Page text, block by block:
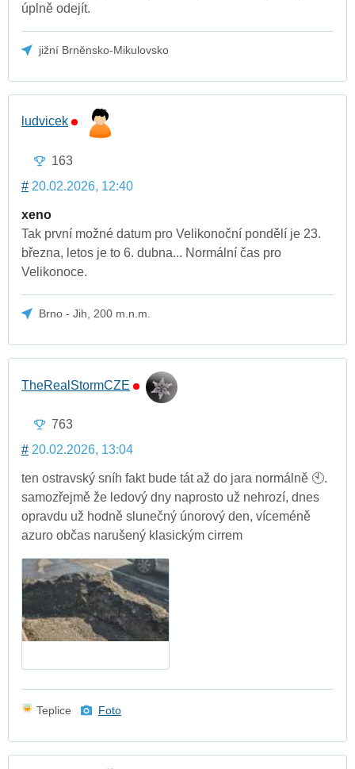
úplně odejít.
jižní Brněnsko-Mikulovsko
ludvicek
163
# 20.02.2026, 12:40
xeno
Tak první možné datum pro Velikonoční pondělí je 23.
března, letos je to 6. dubna... Normální čas pro
Velikonoce.
Brno - Jih, 200 m.n.m.
TheRealStormCZE
763
# 20.02.2026, 13:04
ten ostravský sníh fakt bude tát až do jara normálně 🕙.
samozřejmě že ledový dny naprosto už nehrozí, dnes
opravdu už hodně slunečný únorový den, víceméně
azuro občas narušený klasickým cirrem
Teplice Foto